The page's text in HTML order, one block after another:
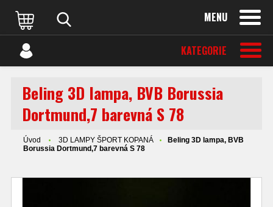
MENU
KATEGORIE
Beling 3D lampa, BVB Borussia
Dortmund,7 barevná S 78
Úvod 3D LAMPY ŠPORT KOPANÁ
Beling 3D lampa, BVB
Borussia Dortmund,7 barevná S 78